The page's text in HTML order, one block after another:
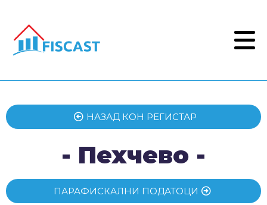
НАЗАД КОН РЕГИСТАР
- Пехчево -
ПАРАФИСКАЛНИ ПОДАТОЦИ